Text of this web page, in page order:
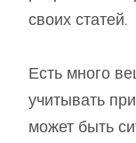
своих статей.
Есть много
учитывать
может быть